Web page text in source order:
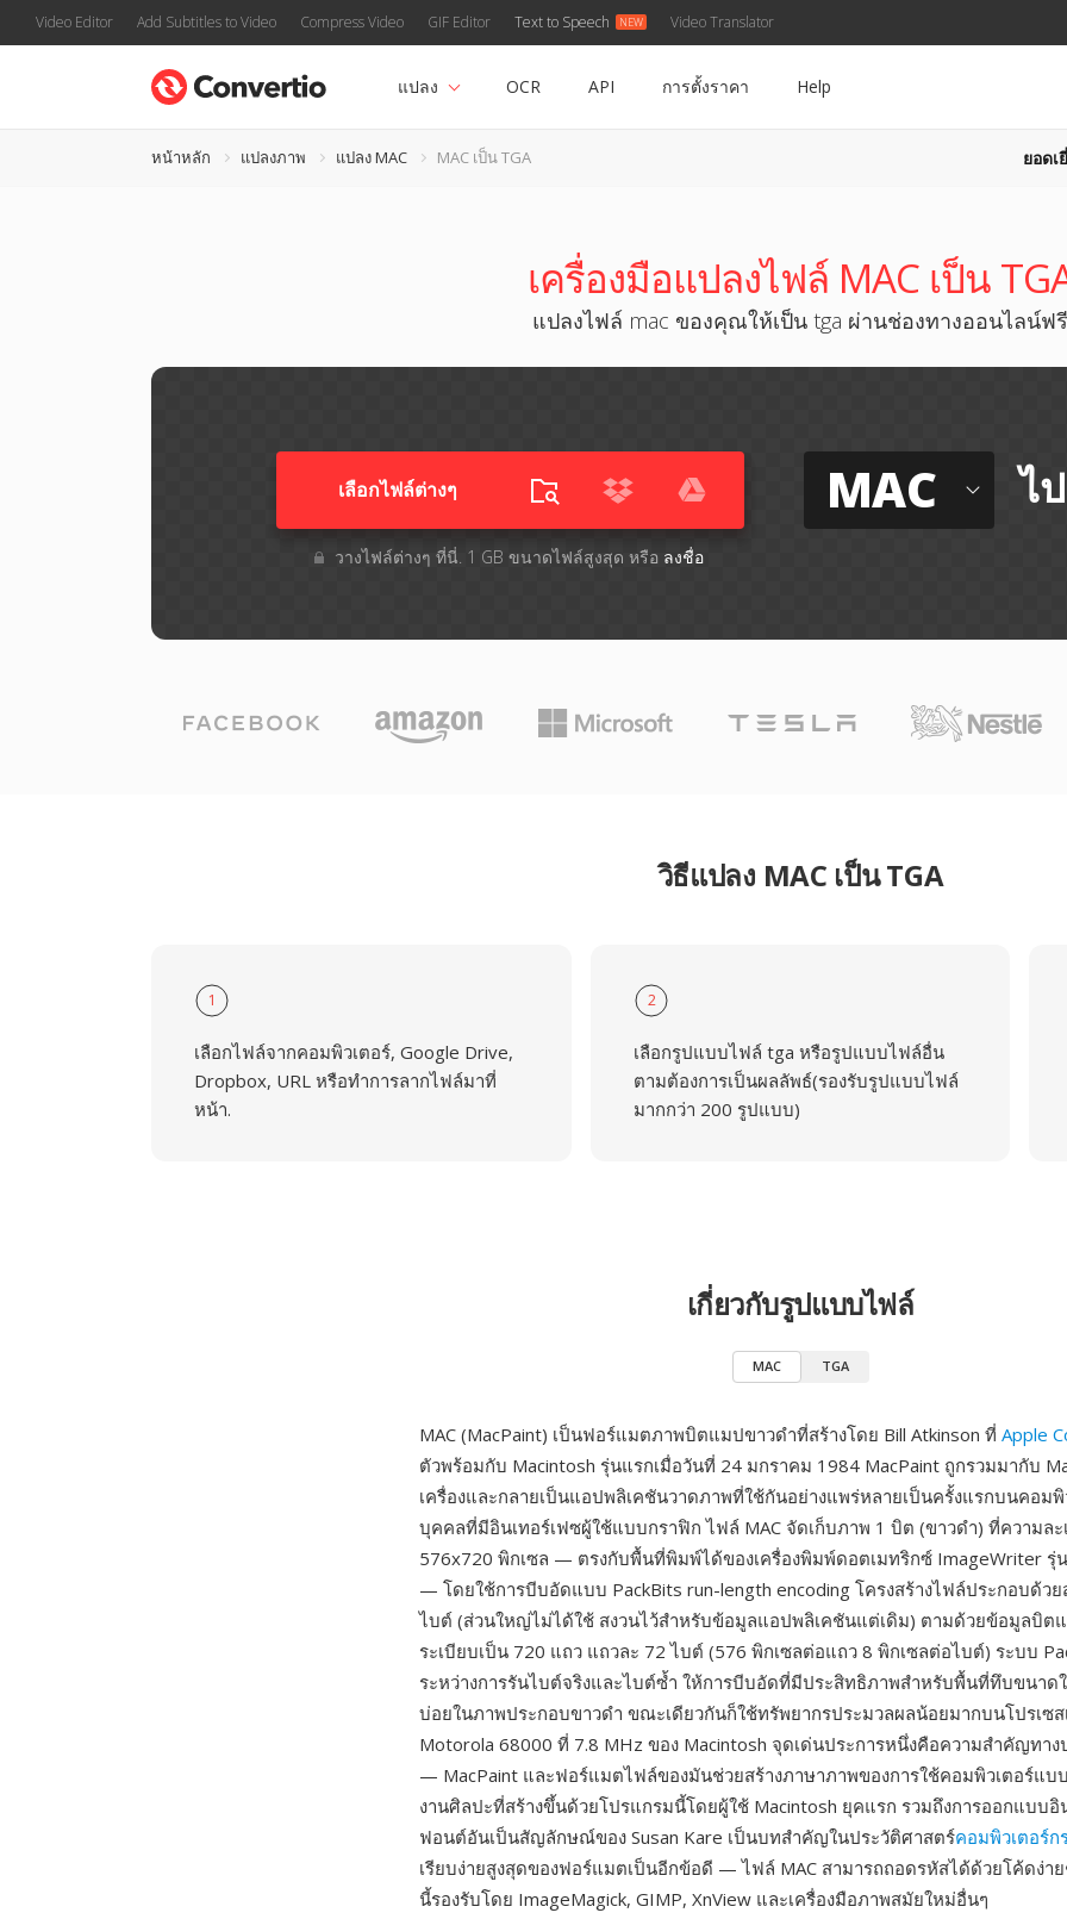
Video Editor Add Subtitles to Video Compress Video GIF Editor Text to Speech Video Translator
แปลง OCR API การตั้งราคา Help
หน้าหลัก แปลงภาพ แปลง MAC MAC เป็น TGA ยอดเ
เครื่องมือแปลงไฟล์ MAC เป็น
แปลงไฟล์ mac ของคุณให้เป็น tga ผ่านช่องทางออนไลน์ฟรี
เลือกไฟล์ต่างๆ​
วางไฟล์ต่างๆ​ ที่นี่. 1 GB ขนาดไฟล์สูงสุด หรือ ลงชื่อ
MAC ไ
วิธีแปลง MAC เป็น TGA
1
เลือกไฟล์จากคอมพิวเตอร์, Google Drive,
Dropbox, URL หรือทำการลากไฟล์มาที่
หน้า.
2
เลือกรูปแบบไฟล์ tga หรือรูปแบบไฟล์อื่น
ตามต้องการเป็นผลลัพธ์(รองรับรูปแบบไฟล์
มากกว่า 200 รูปแบบ)
เกี่ยวกับรูปแบบไฟล์
MAC TGA
MAC (MacPaint) เป็นฟอร์แมตภาพบิตแมปขาวดำที่สร้างโดย Bill Atkinson ที่ Apple
ตัวพร้อมกับ Macintosh รุ่นแรกเมื่อวันที่ 24 มกราคม 1984 MacPaint ถูกรวมมากับ
เครื่องและกลายเป็นแอปพลิเคชันวาดภาพที่ใช้กันอย่างแพร่หลายเป็นครั้งแรกบนคอมพิ
บุคคลที่มีอินเทอร์เฟซผู้ใช้แบบกราฟิก ไฟล์ MAC จัดเก็บภาพ 1 บิต (ขาวดำ) ที่ความละ
576x720 พิกเซล — ตรงกับพื้นที่พิมพ์ได้ของเครื่องพิมพ์ดอตเมทริกซ์ ImageWriter รุ่
— โดยใช้การบีบอัดแบบ PackBits run-length encoding โครงสร้างไฟล์ประกอบด้ว
ไบต์ (ส่วนใหญ่ไม่ได้ใช้ สงวนไว้สำหรับข้อมูลแอปพลิเคชันแต่เดิม) ตามด้วยข้อมูลบิ
ระเบียบเป็น 720 แถว แถวละ 72 ไบต์ (576 พิกเซลต่อแถว 8 พิกเซลต่อไบต์) ระบบ
ระหว่างการรันไบต์จริงและไบต์ซ้ำ ให้การบีบอัดที่มีประสิทธิภาพสำหรับพื้นที่ทึบขนา
บ่อยในภาพประกอบขาวดำ ขณะเดียวกันก็ใช้ทรัพยากรประมวลผลน้อยมากบนโปรเซส
Motorola 68000 ที่ 7.8 MHz ของ Macintosh จุดเด่นประการหนึ่งคือความสำคัญทาง
— MacPaint และฟอร์แมตไฟล์ของมันช่วยสร้างภาษาภาพของการใช้คอมพิวเตอร์แบ
งานศิลปะที่สร้างขึ้นด้วยโปรแกรมนี้โดยผู้ใช้ Macintosh ยุคแรก รวมถึงการออกแบบอิ
ฟอนต์อันเป็นสัญลักษณ์ของ Susan Kare เป็นบทสำคัญในประวัติศาสตร์คอมพิวเตอร์ก
เรียบง่ายสูงสุดของฟอร์แมตเป็นอีกข้อดี — ไฟล์ MAC สามารถถอดรหัสได้ด้วยโค้ดง่า
นี้รองรับโดย ImageMagick, GIMP, XnView และเครื่องมือภาพสมัยใหม่อื่นๆ